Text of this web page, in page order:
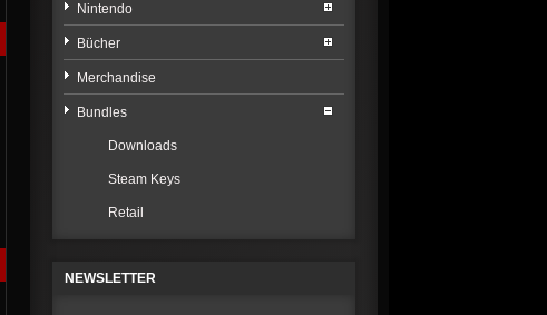
Nintendo
Bücher
Merchandise
Bundles
Downloads
Steam Keys
Retail
NEWSLETTER